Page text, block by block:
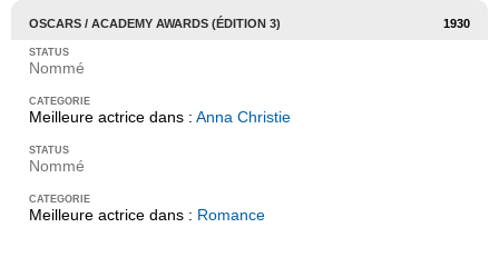
OSCARS / ACADEMY AWARDS (ÉDITION 3) 1930
Nommé
Meilleure actrice dans : Anna Christie
Nommé
Meilleure actrice dans : Romance